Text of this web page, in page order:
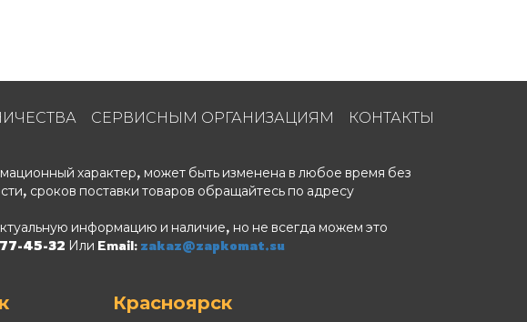
СЕРВИСНЫМ ОРГАНИЗАЦИЯМ КОНТАКТЫ
характер, может быть изменена в любое время без
сроков поставки товаров обращайтесь по адресу
информацию и наличие, но не всегда можем это
45-32 Или Email: zakaz@zapkomat.su
Красноярск